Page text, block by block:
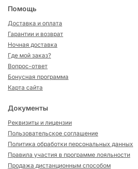
Помощь
Доставка и оплата
Гарантии и возврат
Ночная доставка
Где мой заказ?
Вопрос-ответ
Бонусная программа
Карта сайта
Документы
Реквизиты и лицензии
Пользовательское соглашение
Политика обработки персональных данных
Правила участия в программе лояльности
Продажа дистанционным способом